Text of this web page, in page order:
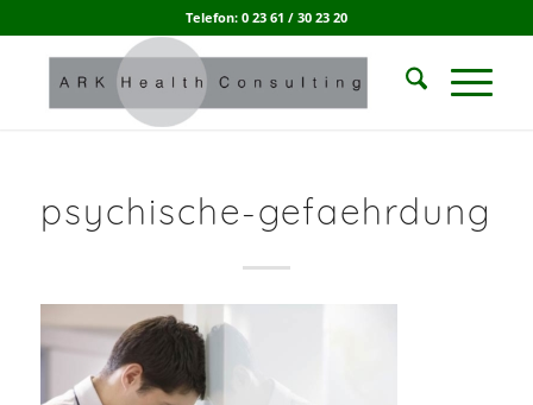
Telefon: 0 23 61 / 30 23 20
psychische-gefaehrdung